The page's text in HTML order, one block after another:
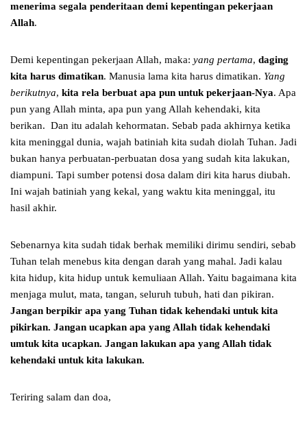
menerima segala penderitaan demi kepentingan pekerjaan
Allah.
Demi kepentingan pekerjaan Allah, maka: yang pertama, daging
kita harus dimatikan. Manusia lama kita harus dimatikan. Yang
berikutnya, kita rela berbuat apa pun untuk pekerjaan-Nya. Apa
pun yang Allah minta, apa pun yang Allah kehendaki, kita
berikan. Dan itu adalah kehormatan. Sebab pada akhirnya ketika
kita meninggal dunia, wajah batiniah kita sudah diolah Tuhan. Jadi
bukan hanya perbuatan-perbuatan dosa yang sudah kita lakukan,
diampuni. Tapi sumber potensi dosa dalam diri kita harus diubah.
Ini wajah batiniah yang kekal, yang waktu kita meninggal, itu
hasil akhir.
Sebenarnya kita sudah tidak berhak memiliki dirimu sendiri, sebab
Tuhan telah menebus kita dengan darah yang mahal. Jadi kalau
kita hidup, kita hidup untuk kemuliaan Allah. Yaitu bagaimana kita
menjaga mulut, mata, tangan, seluruh tubuh, hati dan pikiran.
Jangan berpikir apa yang Tuhan tidak kehendaki untuk kita
pikirkan. Jangan ucapkan apa yang Allah tidak kehendaki
umtuk kita ucapkan. Jangan lakukan apa yang Allah tidak
kehendaki untuk kita lakukan.
Teriring salam dan doa,